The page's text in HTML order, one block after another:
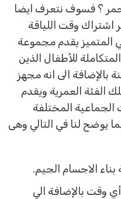
؟ فسوف نتعرف ايضا
وقت اللياقة
يقدم مجموعة
للأطفال الذين
بين 6 و 15 سنة بالإضافة الى انه مجهز
العمرية ويقدم
المختلفة
لنا في التالي وهى
الاجسام الجيم.
بالإضافة الي